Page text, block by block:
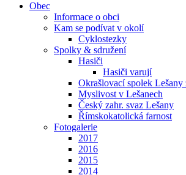
Obec
Informace o obci
Kam se podívat v okolí
Cyklostezky
Spolky & sdružení
Hasiči
Hasiči varují
Okrašlovací spolek Lešany
Myslivost v Lešanech
Český zahr. svaz Lešany
Římskokatolická farnost
Fotogalerie
2017
2016
2015
2014